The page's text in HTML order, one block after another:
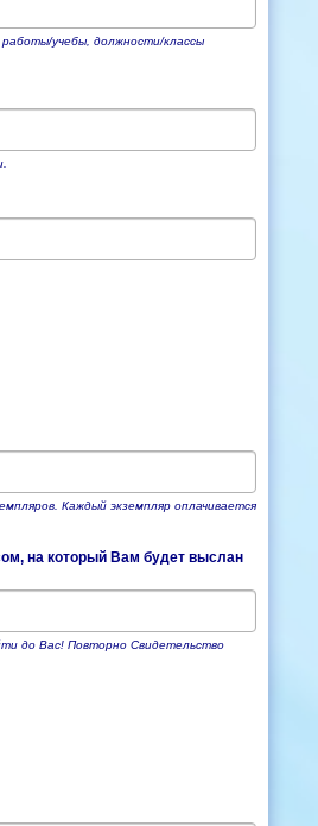
учебы, должности/классы
Каждый экземпляр оплачивается
на который Вам будет выслан
до Вас! Повторно Свидетельство